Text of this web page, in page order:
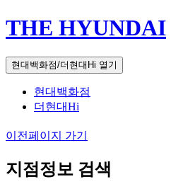
THE HYUNDAI
현대백화점/더현대Hi 열기
현대백화점
더현대Hi
이전페이지 가기
지점정보 검색